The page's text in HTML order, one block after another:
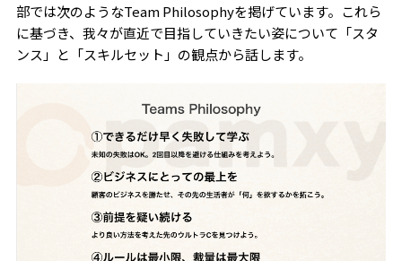
部では次のようなTeam Philosophyを掲げています。これら
に基づき、我々が直近で目指していきたい姿について「スタ
ンス」と「スキルセット」の観点から話します。